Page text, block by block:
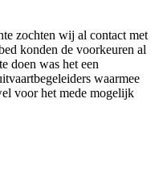
zochten wij al contact met
konden de voorkeuren al
doen was het een
waarmee
voor het mede mogelijk